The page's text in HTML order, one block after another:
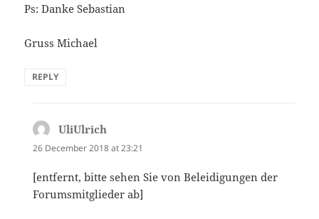
Ps: Danke Sebastian
Gruss Michael
REPLY
UliUlrich
26 December 2018 at 23:21
[entfernt, bitte sehen Sie von Beleidigungen der
Forumsmitglieder ab]